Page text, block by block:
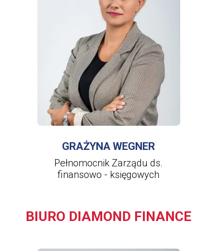
WIĘCEJ INFORMACJIO
GRAŻYNA
WEGNER
GRAŻYNA WEGNER
Pełnomocnik Zarządu ds.
finansowo - księgowych
BIURO DIAMOND FINANCE